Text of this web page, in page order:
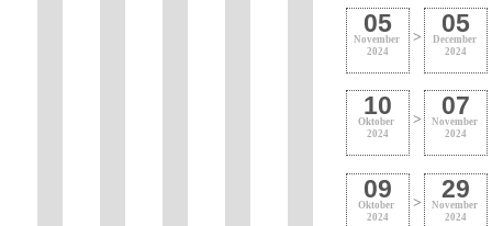
05
November
2024
> 05
December
2024
10
Oktober
2024
> 07
November
2024
09
Oktober
2024
> 29
November
2024